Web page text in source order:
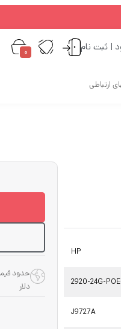
| ثبت نام 0
ارتباطی
HP
2920-24G-
J9727A
دلار